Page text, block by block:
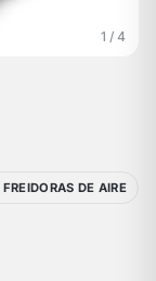
1 / 4
FREIDORAS DE AIRE